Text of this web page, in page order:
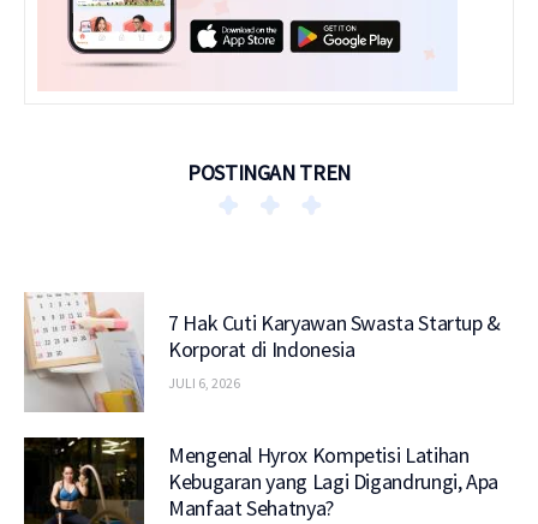
POSTINGAN TREN
7 Hak Cuti Karyawan Swasta Startup &
Korporat di Indonesia
JULI 6, 2026
Mengenal Hyrox Kompetisi Latihan
Kebugaran yang Lagi Digandrungi, Apa
Manfaat Sehatnya?